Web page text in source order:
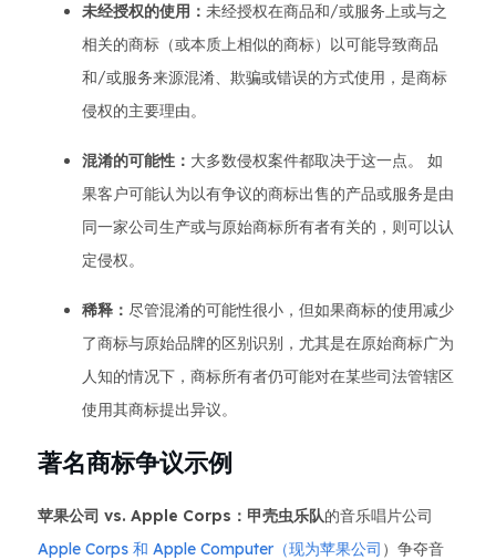
未经授权的使用： 未经授权在商品和/或服务上或与之
相关的商标（或本质上相似的商标）以可能导致商品
和/或服务来源混淆、欺骗或错误的方式使用，是商标
侵权的主要理由。
混淆的可能性： 大多数侵权案件都取决于这一点。 如
果客户可能认为以有争议的商标出售的产品或服务是由
同一家公司生产或与原始商标所有者有关的，则可以认
定侵权。
稀释： 尽管混淆的可能性很小，但如果商标的使用减少
了商标与原始品牌的区别识别，尤其是在原始商标广为
人知的情况下，商标所有者仍可能对在某些司法管辖区
使用其商标提出异议。
著名商标争议示例
苹果公司 vs. Apple Corps：甲壳虫乐队的音乐唱片公司
Apple Corps 和 Apple Computer（现为苹果公司 ）争夺音